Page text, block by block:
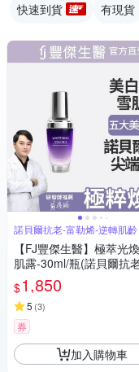
快速到貨 有現貨
諾貝爾抗老-富勒烯-逆轉肌齡
【FJ豐傑生醫】極萃光
肌露-30ml/瓶(諾貝爾抗
白精華ｘ撫平細紋)
$1,850
5 (3)
券
加入購物車